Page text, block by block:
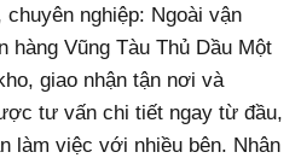
nghiệp: Ngoài vận
hàng Vũng Tàu Thủ Dầu Một
giao nhận tận nơi và
tư vấn chi tiết ngay từ đầu,
làm việc với nhiều bên. Nhân